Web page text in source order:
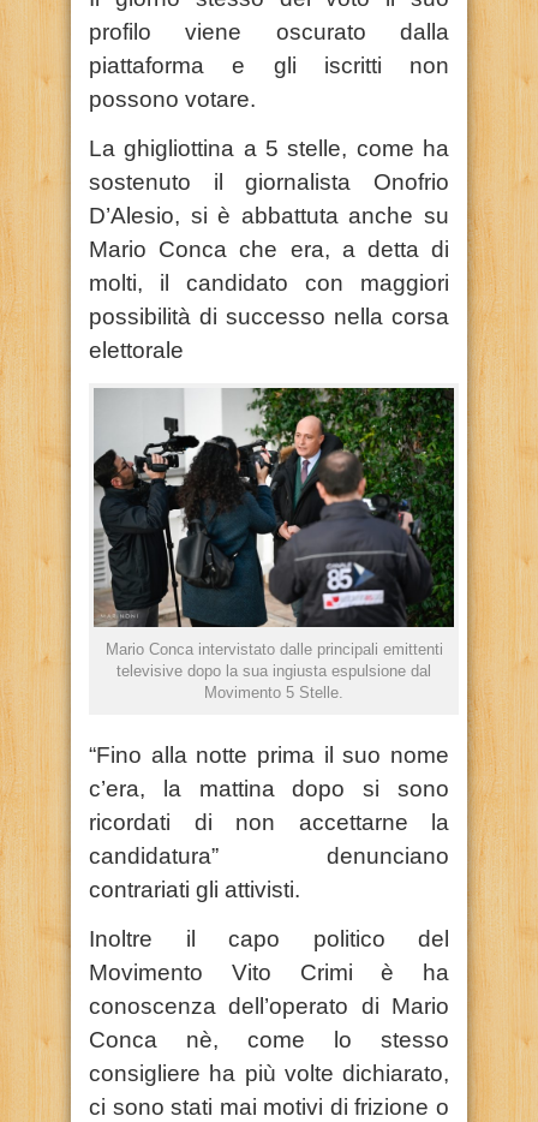
profilo viene oscurato dalla
piattaforma e gli iscritti non
possono votare.
La ghigliottina a 5 stelle, come ha
sostenuto il giornalista Onofrio
D’Alesio, si è abbattuta anche su
Mario Conca che era, a detta di
molti, il candidato con maggiori
possibilità di successo nella corsa
elettorale
Mario Conca intervistato dalle principali emittenti
televisive dopo la sua ingiusta espulsione dal
Movimento 5 Stelle.
“Fino alla notte prima il suo nome
c’era, la mattina dopo si sono
ricordati di non accettarne la
candidatura” denunciano
contrariati gli attivisti.
Inoltre il capo politico del
Movimento Vito Crimi è ha
conoscenza dell’operato di Mario
Conca nè, come lo stesso
consigliere ha più volte dichiarato,
ci sono stati mai motivi di frizione o